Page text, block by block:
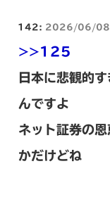
142: 2026/06/
>>125
日本に悲観的
んですよ
ネット証券の
かだけどね